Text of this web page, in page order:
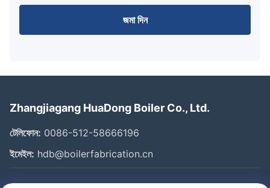
জমা দিন
Zhangjiagang HuaDong Boiler Co., Ltd.
টেলিফোন: 0086-512-58666196
ইমেইল: hdb@boilerfabrication.cn